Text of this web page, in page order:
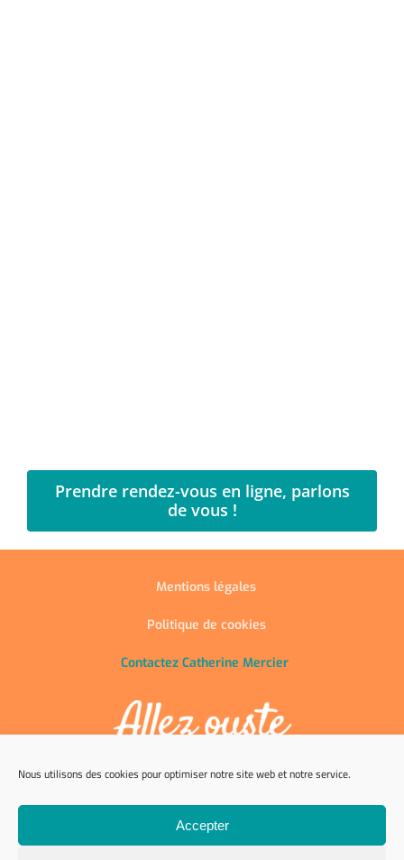
Nous utilisons des cookies pour optimiser notre site web et notre service.
Accepter
Prendre rendez-vous en ligne, parlons
de vous !
Mentions légales
Politique de cookies
Contactez Catherine Mercier